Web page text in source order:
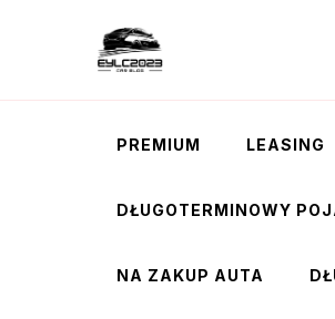
PREMIUM LEASING
DŁUGOTERMINOWY
NA ZAKUP AUTA